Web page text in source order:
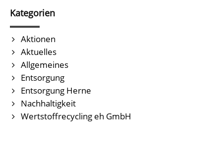
Kategorien
Aktionen
Aktuelles
Allgemeines
Entsorgung
Entsorgung Herne
Nachhaltigkeit
Wertstoffrecycling eh GmbH